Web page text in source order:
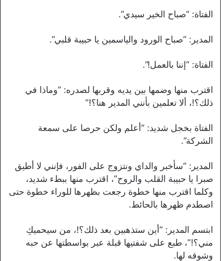
الفتاة: “صباح الخير سيدي”.
المدير: “صباح الورود والياسمين يا حبيبة قلبي”.
الفتاة: “إننا بالعمل!”.
اقترب منها وضمها بين يديه وقربها لصدره: “وماذا في
ذلك؟!، ألا تعلمين بأنني المدير هنا؟!”
الفتاة بخجل شديد: “أعلم ولكن حرصا على سمعة
الشركة”.
المدير: “سأخبر والداي ونتزوج على الفور، فإنني لا أطيق
صبرا يا حبيبة القلب والروح”، اقترب منها ببطء شديد،
وكلما اقترب منها خطوة رجعت بظهرها للوراء خطوة حتى
اصطدم ظهرها بالحائط.
ابتسم المدير: “أين ستذهبين بعد ذلك؟!، من سيحميكِ
مني؟!”، طبع على شفتيها قبلة عبر بواسطتها عن حبه
وشوقه لها.